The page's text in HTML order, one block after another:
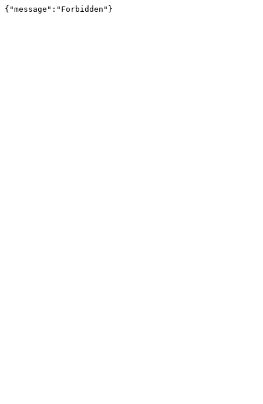
{"message":"Forbidden"}